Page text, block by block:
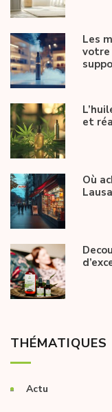
Les
votre
et
Où
THÉMATIQUES
Actu